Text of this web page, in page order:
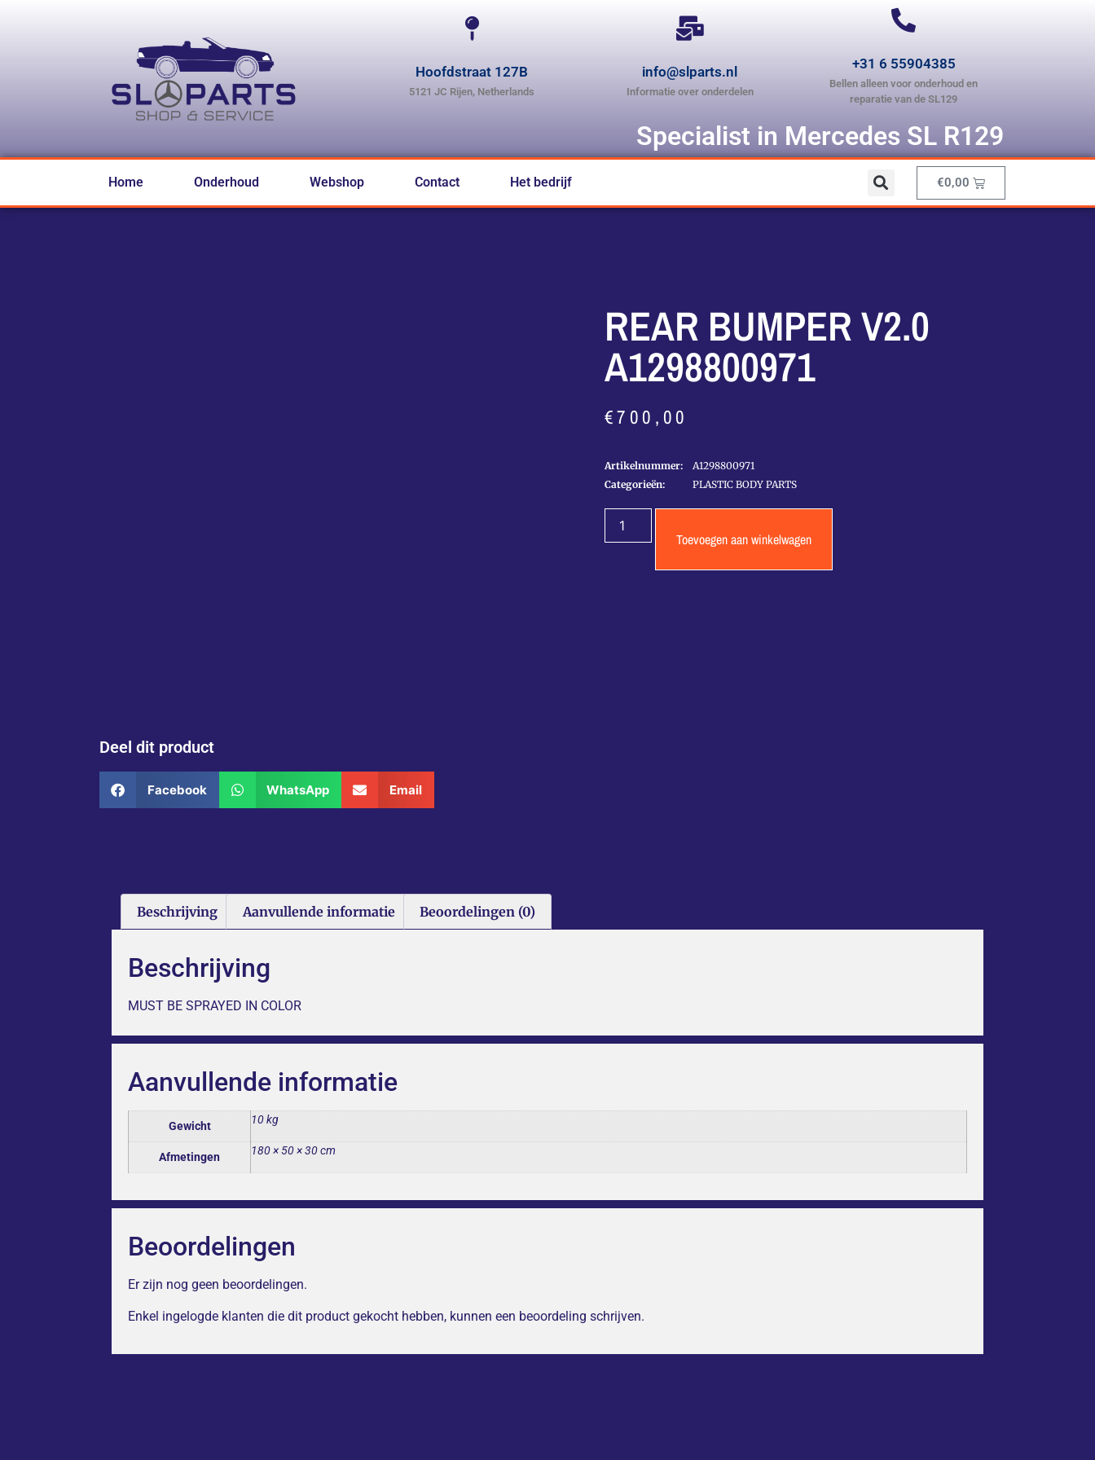
Hoofdstraat 127B
5121 JC Rijen, Netherlands
info@slparts.nl
Informatie over onderdelen
+31 6 55904385
Bellen alleen voor onderhoud en
reparatie van de SL129
Specialist in Mercedes SL R129
Home Onderhoud Webshop Contact Het bedrijf €0,00
Deel dit product
Facebook WhatsApp Email
REAR BUMPER V2.0
A1298800971
€700,00
Artikelnummer:
A1298800971
Categorieën:
PLASTIC BODY PARTS
Toevoegen aan winkelwagen
Beschrijving Aanvullende informatie Beoordelingen (0)
Beschrijving
MUST BE SPRAYED IN COLOR
Aanvullende informatie
Gewicht 10 kg
Afmetingen 180 × 50 × 30 cm
Beoordelingen
Er zijn nog geen beoordelingen.
Enkel ingelogde klanten die dit product gekocht hebben, kunnen een beoordeling schrijven.